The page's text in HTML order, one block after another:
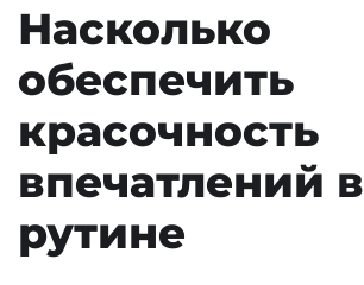
Насколько
обеспечить
красочность
впечатлений в
рутине